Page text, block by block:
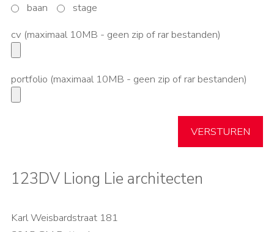
baan
stage
cv (maximaal 10MB - geen zip of rar bestanden)
portfolio (maximaal 10MB - geen zip of rar bestanden)
VERSTUREN
123DV Liong Lie architecten
Karl Weisbardstraat 181